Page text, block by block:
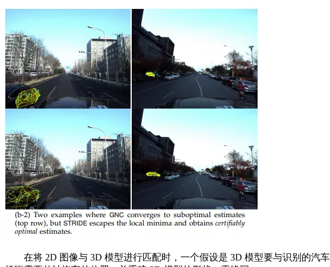
在将 2D 图像与 3D 模型进行匹配时，一个假设是 3D 模型要与识别的汽